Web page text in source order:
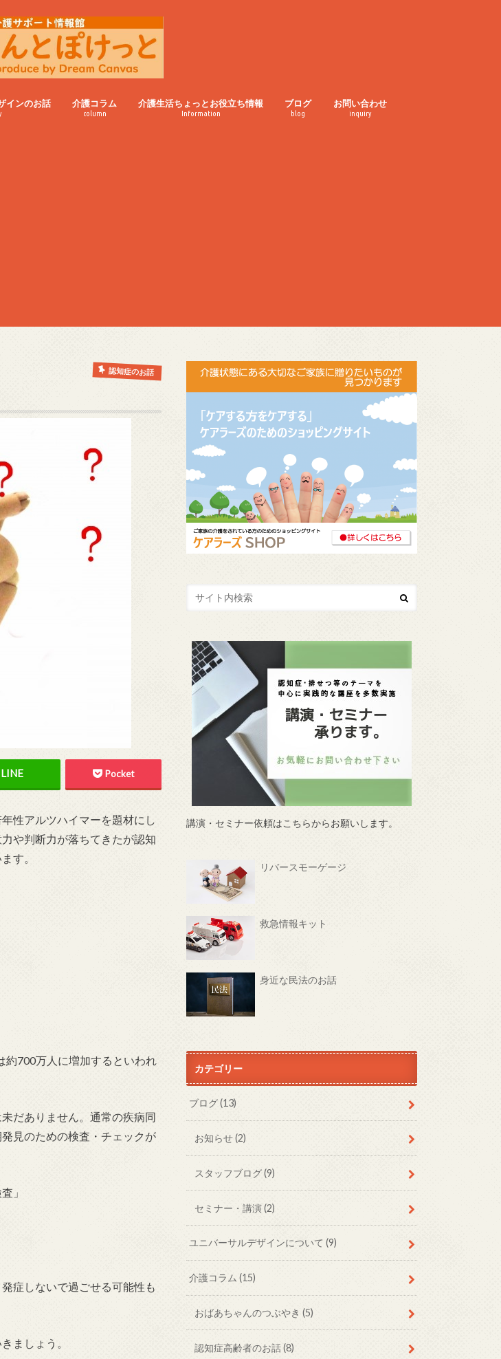
インのお話 介護コラム
column
介護生活ちょっとお役立ち情報
Information
ブログ
blog
お問い合わせ
inquiry
認知症のお話
Pocket
性アルツハイマーを題材にし
や判断力が落ちてきたが認知
す。
約700万人に増加するといわれ
だありません。通常の疾病同
見のための検査・チェックが
」
症しないで過ごせる可能性も
ましょう。
講演・セミナー依頼はこちらからお願いします。
リバースモーゲージ
救急情報キット
身近な民法のお話
カテゴリー
ブログ(13)
お知らせ(2)
スタッフブログ(9)
セミナー・講演(2)
ユニバーサルデザインについて(9)
介護コラム(15)
おばあちゃんのつぶやき (5)
認知症高齢者のお話(8)